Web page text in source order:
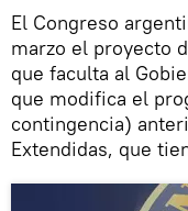
El Congreso
marzo el proyecto
que faculta al
que modifica el
contingencia)
Extendidas, que